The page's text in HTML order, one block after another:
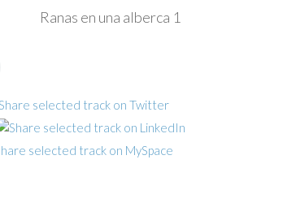
Ranas en una alberca 1